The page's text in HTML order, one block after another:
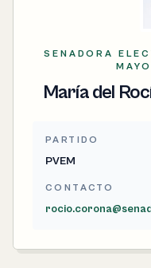
SENADORA
María del
PARTIDO
PVEM
CONTACTO